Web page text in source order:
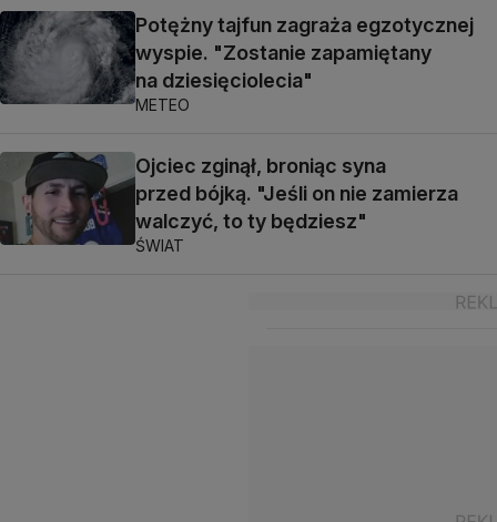
Potężny tajfun zagraża egzotycznej
wyspie. "Zostanie zapamiętany
na dziesięciolecia"
METEO
Ojciec zginął, broniąc syna
przed bójką. "Jeśli on nie zamierza
walczyć, to ty będziesz"
ŚWIAT